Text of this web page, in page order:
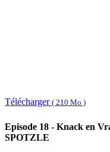
Télécharger ( 210 Mo )
Episode 18 - Knack en
SPOTZLE